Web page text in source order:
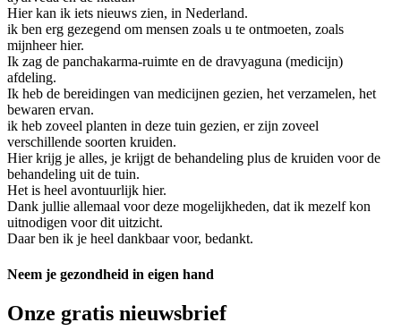
Hier kan ik iets nieuws zien, in Nederland.
ik ben erg gezegend om mensen zoals u te ontmoeten, zoals
mijnheer hier.
Ik zag de panchakarma-ruimte en de dravyaguna (medicijn)
afdeling.
Ik heb de bereidingen van medicijnen gezien, het verzamelen, het
bewaren ervan.
ik heb zoveel planten in deze tuin gezien, er zijn zoveel
verschillende soorten kruiden.
Hier krijg je alles, je krijgt de behandeling plus de kruiden voor de
behandeling uit de tuin.
Het is heel avontuurlijk hier.
Dank jullie allemaal voor deze mogelijkheden, dat ik mezelf kon
uitnodigen voor dit uitzicht.
Daar ben ik je heel dankbaar voor, bedankt.
Neem je gezondheid in eigen hand
Onze gratis nieuwsbrief